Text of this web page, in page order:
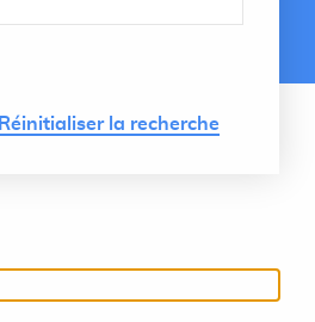
Réinitialiser la recherche